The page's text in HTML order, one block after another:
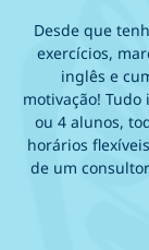
Desde que
exercícios,
inglês e
motivação!
ou 4 alunos,
horários
de um